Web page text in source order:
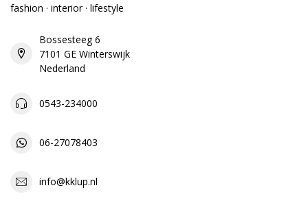
fashion · interior · lifestyle
Bossesteeg 6
7101 GE Winterswijk
Nederland
0543-234000
06-27078403
info@kklup.nl